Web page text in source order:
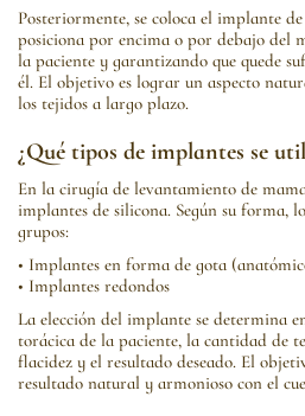
Posteriormente, se coloca el implante
posiciona por encima o por debajo del
la paciente y garantizando que quede
él. El objetivo es lograr un aspecto
los tejidos a largo plazo.
¿Qué tipos de implantes se
En la cirugía de levantamiento de
implantes de silicona. Según su forma,
grupos:
• Implantes en forma de gota
• Implantes redondos
La elección del implante se determina
torácica de la paciente, la cantidad de
flacidez y el resultado deseado. El
resultado natural y armonioso con el